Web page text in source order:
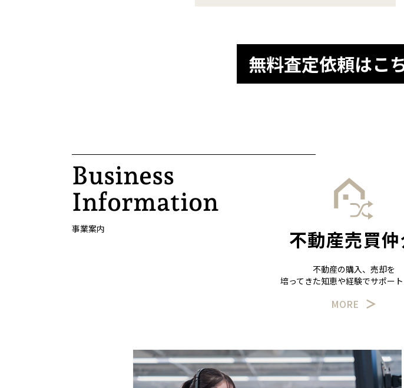
無料査定依頼はこ
Business
Information
事業案内 不動産売買
不動産の購入、売却を
培ってきた知恵や経験でサポー
MORE